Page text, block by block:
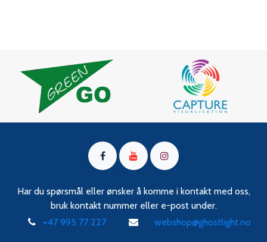
Har du spørsmål eller ønsker å komme i kontakt med oss,
bruk kontakt nummer eller e-post under.
+47 995 77 227
webshop@ghostlight.no